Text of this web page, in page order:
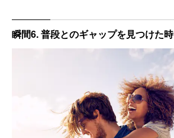
瞬間6. 普段とのギャップを見つけた時